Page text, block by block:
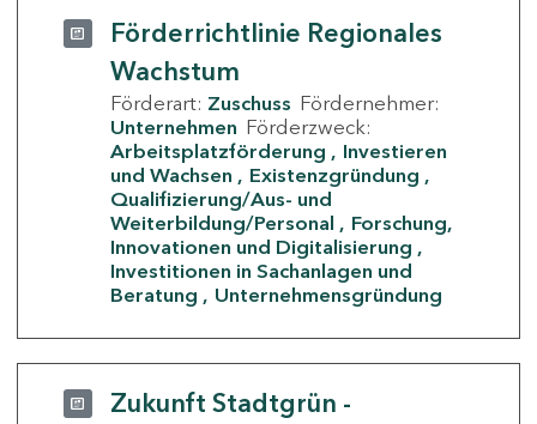
Förderrichtlinie Regionales
Wachstum
Förderart: Zuschuss Fördernehmer:
Unternehmen Förderzweck:
Arbeitsplatzförderung
Investieren
und Wachsen
Existenzgründung
Qualifizierung/Aus- und
Weiterbildung/Personal
Forschung,
Innovationen und Digitalisierung
Investitionen in Sachanlagen und
Beratung
Unternehmensgründung
Zukunft Stadtgrün -